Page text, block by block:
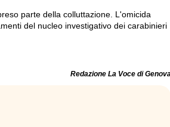
parte della colluttazione. L'omicida
del nucleo investigativo dei carabinieri
Redazione La Voce di Genova